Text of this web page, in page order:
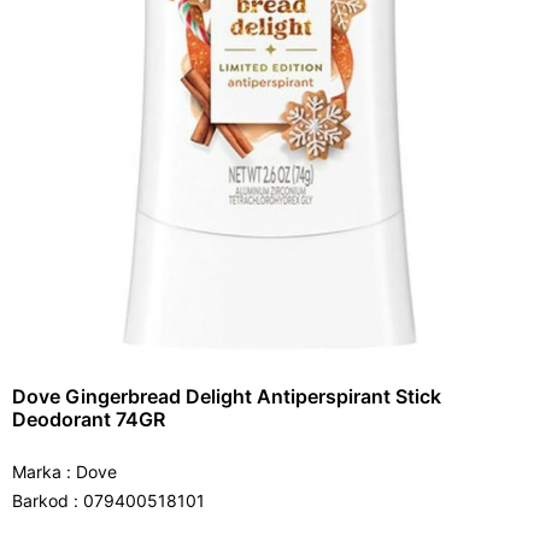
Dove Gingerbread Delight Antiperspirant Stick
Deodorant 74GR
Marka : Dove
Barkod : 079400518101